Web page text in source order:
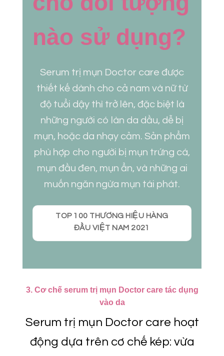
nào sử dụng?
Serum trị mụn Doctor care được
thiết kế dành cho cả nam và nữ từ
độ tuổi dậy thì trở lên, đặc biệt là
những người có làn da dầu, dễ bị
mụn, hoặc da nhạy cảm. Sản phẩm
phù hợp cho người bị mụn trứng cá,
mụn đầu đen, mụn ẩn, và những ai
muốn ngăn ngừa mụn tái phát.
TOP 100 THƯƠNG HIỆU HÀNG
ĐẦU VIỆT NAM 2021
3. Cơ chế serum trị mụn Doctor care tác dụng
vào da
Serum trị mụn Doctor care hoạt
động dựa trên cơ chế kép: vừa